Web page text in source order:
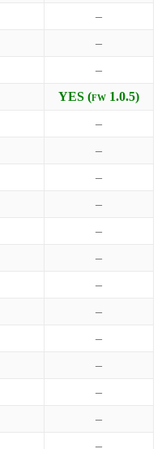
–
–
–
YES (fw 1.0.5)
–
–
–
–
–
–
–
–
–
–
–
–
–